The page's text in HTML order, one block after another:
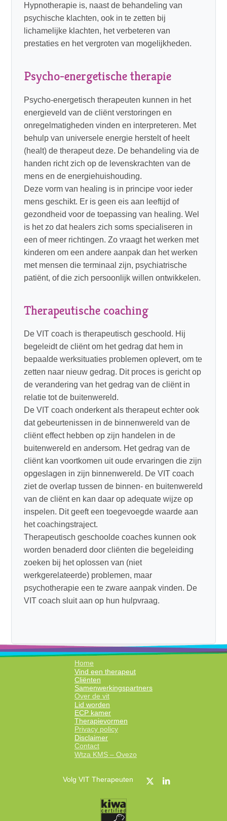
Hypnotherapie is, naast de behandeling van
psychische klachten, ook in te zetten bij
lichamelijke klachten, het verbeteren van
prestaties en het vergroten van mogelijkheden.
Psycho-energetische therapie
Psycho-energetisch therapeuten kunnen in het
energieveld van de cliënt verstoringen en
onregelmatigheden vinden en interpreteren. Met
behulp van universele energie herstelt of heelt
(healt) de therapeut deze. De behandeling via de
handen richt zich op de levenskrachten van de
mens en de energiehuishouding.
Deze vorm van healing is in principe voor ieder
mens geschikt. Er is geen eis aan leeftijd of
gezondheid voor de toepassing van healing. Wel
is het zo dat healers zich soms specialiseren in
een of meer richtingen. Zo vraagt het werken met
kinderen om een andere aanpak dan het werken
met mensen die terminaal zijn, psychiatrische
patiënt, of die zich persoonlijk willen ontwikkelen.
Therapeutische coaching
De VIT coach is therapeutisch geschoold. Hij
begeleidt de cliënt om het gedrag dat hem in
bepaalde werksituaties problemen oplevert, om te
zetten naar nieuw gedrag. Dit proces is gericht op
de verandering van het gedrag van de cliënt in
relatie tot de buitenwereld.
De VIT coach onderkent als therapeut echter ook
dat gebeurtenissen in de binnenwereld van de
cliënt effect hebben op zijn handelen in de
buitenwereld en andersom. Het gedrag van de
cliënt kan voortkomen uit oude ervaringen die zijn
opgeslagen in zijn binnenwereld. De VIT coach
ziet de overlap tussen de binnen- en buitenwereld
van de cliënt en kan daar op adequate wijze op
inspelen. Dit geeft een toegevoegde waarde aan
het coachingstraject.
Therapeutisch geschoolde coaches kunnen ook
worden benaderd door cliënten die begeleiding
zoeken bij het oplossen van (niet
werkgerelateerde) problemen, maar
psychotherapie een te zware aanpak vinden. De
VIT coach sluit aan op hun hulpvraag.
Home
Vind een therapeut
Cliënten
Samenwerkingspartners
Over de vit
Lid worden
ECP kamer
Therapievormen
Privacy policy
Disclaimer
Contact
Wtza KMS – Ovezo
Volg VIT Therapeuten